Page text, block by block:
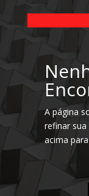
A página
refinar
acima